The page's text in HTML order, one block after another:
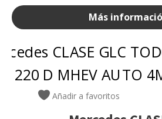
Más
Añadir a favoritos